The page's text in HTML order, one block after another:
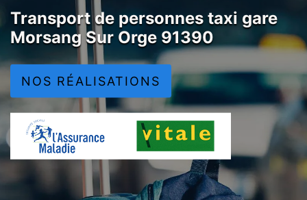
Transport de personnes taxi gare
Morsang Sur Orge 91390
NOS RÉALISATIONS